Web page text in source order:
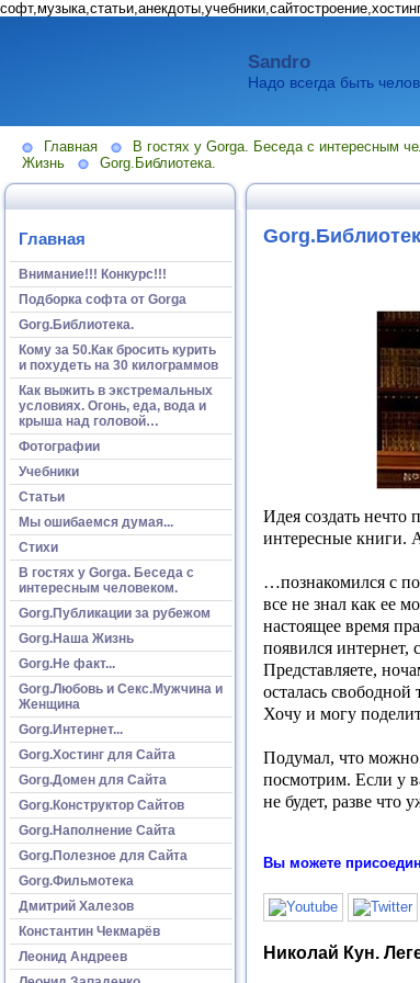
Sandro
Надо всегда быть
Главная В гостях у Gorga. Беседа с интересным
Жизнь
Gorg.Библиотека.
Главная
Внимание!!! Конкурс!!!
Подборка софта от Gorga
Gorg.Библиотека.
Кому за 50.Как бросить курить
и похудеть на 30 килограммов
Как выжить в экстремальных
условиях. Огонь, еда, вода и
крыша над головой…
Фотографии
Учебники
Статьи
Мы ошибаемся думая...
Стихи
В гостях у Gorga. Беседа с
интересным человеком.
Gorg.Публикации за рубежом
Gorg.Наша Жизнь
Gorg.Не факт...
Gorg.Любовь и Секс.Мужчина и
Женщина
Gorg.Интернет...
Gorg.Хостинг для Сайта
Gorg.Домен для Сайта
Gorg.Конструктор Сайтов
Gorg.Наполнение Сайта
Gorg.Полезное для Сайта
Gorg.Фильмотека
Дмитрий Халезов
Константин Чекмарёв
Леонид Андреев
Идея создать нечто
интересные книги.
…познакомился с
все не знал как ее
настоящее время
появился интернет,
Представляете,
осталась
Хочу и могу
Подумал, что можно
посмотрим. Если у
не будет, разве что
Вы можете
Николай Кун.